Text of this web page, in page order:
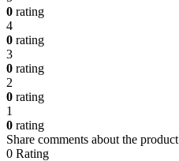
0 rating
4
0 rating
3
0 rating
2
0 rating
1
0 rating
Share comments about the product
0 Rating